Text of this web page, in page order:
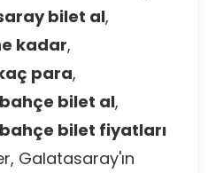
bilet al,
kadar,
para,
bilet al,
bilet fiyatları
Galatasaray'ın